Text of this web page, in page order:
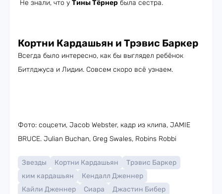
Не знали, что у Тины Тёрнер была сестра.
Кортни Кардашьян и Трэвис Баркер
Всегда было интересно, как бы выглядел ребёнок
Битлджуса и Лидии. Совсем скоро всё узнаем.
Фото: соцсети, Jacob Webster, кадр из клипа, JAMIE
BRUCE. Julian Buchan, Greg Swales, Robins Robbi
Звезды Кортни Кардашьян
Трэвис Баркер
ким кардашьян
Кендалл Дженнер
Кайли Дженнер
Сиара
Джастин Бибер